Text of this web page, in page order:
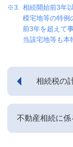
相続開始前3年
模宅地等の特例
前3年を超えて
当該宅地等も本
相続税の
不動産相続に